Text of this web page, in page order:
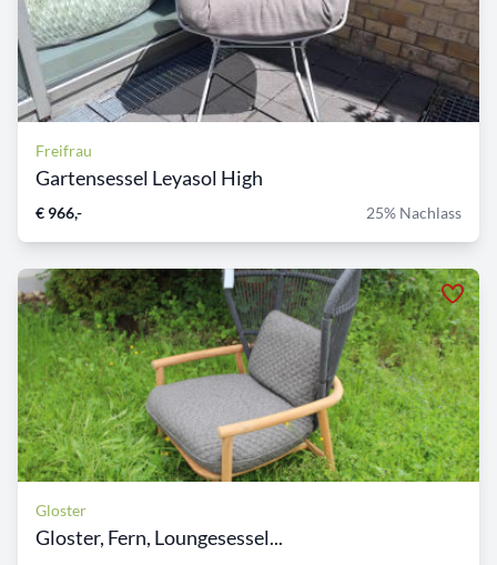
Freifrau
Gartensessel Leyasol High
€ 966,- 25% Nachlass
Gloster
Gloster, Fern, Loungesessel...